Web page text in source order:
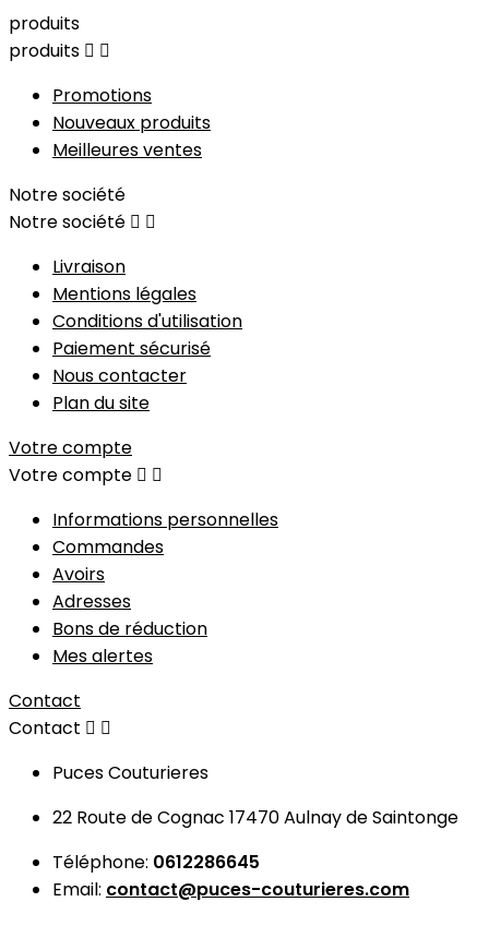
produits
produits  
Promotions
Nouveaux produits
Meilleures ventes
Notre société
Notre société  
Livraison
Mentions légales
Conditions d'utilisation
Paiement sécurisé
Nous contacter
Plan du site
Votre compte
Votre compte  
Informations personnelles
Commandes
Avoirs
Adresses
Bons de réduction
Mes alertes
Contact
Contact  
Puces Couturieres
22 Route de Cognac 17470 Aulnay de Saintonge
Téléphone: 0612286645
Email: contact@puces-couturieres.com